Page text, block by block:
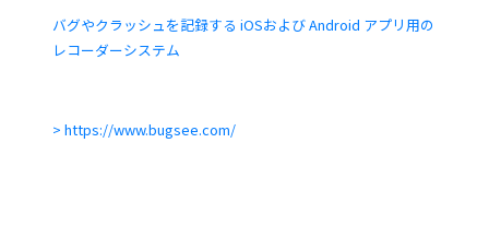
バグやクラッシュを記録する iOSおよび Android アプリ用の
レコーダーシステム
https://www.bugsee.com/